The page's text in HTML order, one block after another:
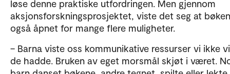
løse denne praktiske utfordringen. Men gjennom
aksjonsforskningsprosjektet, viste det seg at
også åpnet for mange flere muligheter.
– Barna viste oss kommunikative ressurser vi ikke
de hadde. Bruken av eget morsmål skjøt i været.